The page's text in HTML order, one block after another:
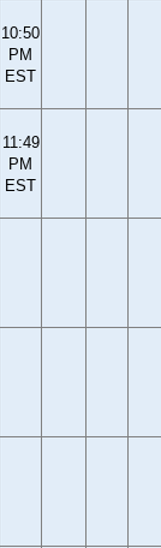
10:50
PM
EST
11:49
PM
EST